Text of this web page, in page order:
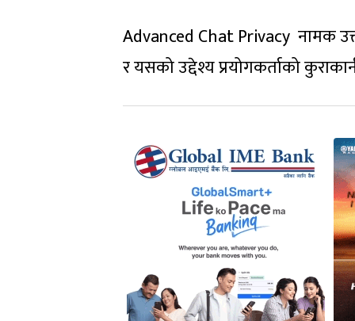
Advanced Chat Privacy नामक
र यसको उद्देश्य प्रयोगकर्ताको